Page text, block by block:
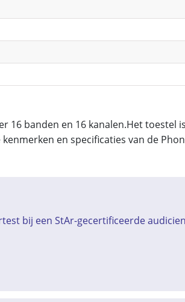
banden en 16 kanalen.Het toestel
en specificaties van de
bij een StAr-gecertificeerde